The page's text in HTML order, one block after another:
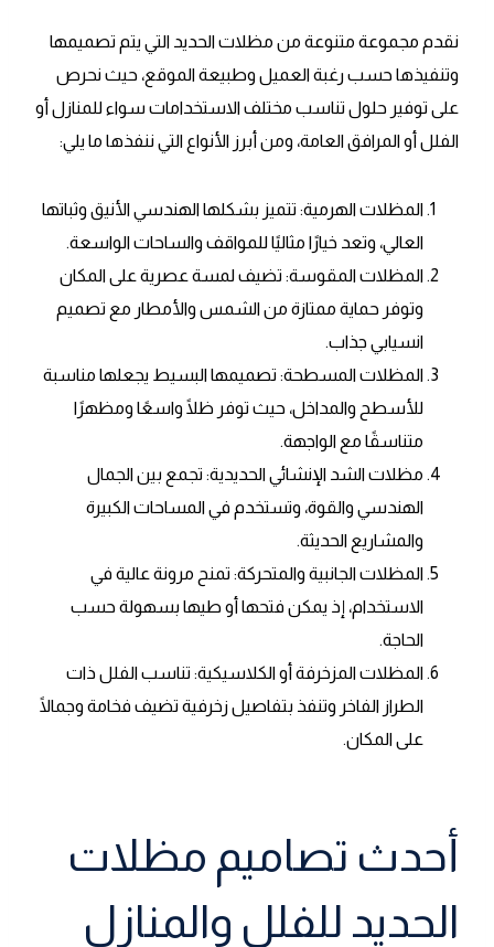
نقدم مجموعة متنوعة من مظلات الحديد التي يتم تصميمها
وتنفيذها حسب رغبة العميل وطبيعة الموقع، حيث نحرص
على توفير حلول تناسب مختلف الاستخدامات سواء للمنازل أو
الفلل أو المرافق العامة، ومن أبرز الأنواع التي ننفذها ما يلي:
المظلات الهرمية: تتميز بشكلها الهندسي الأنيق وثباتها
العالي، وتعد خيارًا مثاليًا للمواقف والساحات الواسعة.
المظلات المقوسة: تضيف لمسة عصرية على المكان
وتوفر حماية ممتازة من الشمس والأمطار مع تصميم
انسيابي جذاب.
المظلات المسطحة: تصميمها البسيط يجعلها مناسبة
للأسطح والمداخل، حيث توفر ظلًا واسعًا ومظهرًا
متناسقًا مع الواجهة.
مظلات الشد الإنشائي الحديدية: تجمع بين الجمال
الهندسي والقوة، وتستخدم في المساحات الكبيرة
والمشاريع الحديثة.
المظلات الجانبية والمتحركة: تمنح مرونة عالية في
الاستخدام، إذ يمكن فتحها أو طيها بسهولة حسب
الحاجة.
المظلات المزخرفة أو الكلاسيكية: تناسب الفلل ذات
الطراز الفاخر وتنفذ بتفاصيل زخرفية تضيف فخامة وجمالًا
على المكان.
أحدث تصاميم مظلات
الحديد للفلل والمنازل